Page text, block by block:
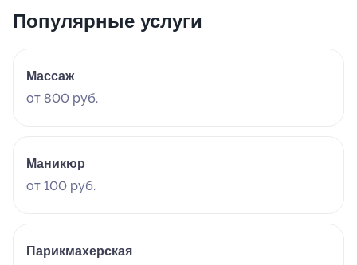
Популярные услуги
Массаж
от 800 руб.
Маникюр
от 100 руб.
Парикмахерская